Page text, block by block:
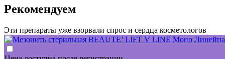
Рекомендуем
Эти препараты уже взорвали спрос и сердца косметологов